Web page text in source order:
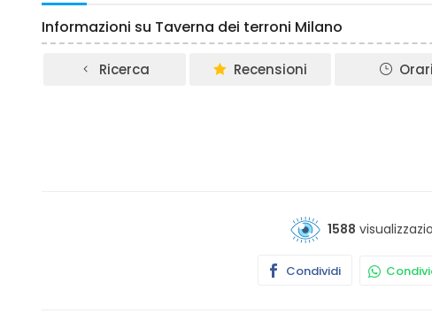
Informazioni su Taverna dei terroni Milano
Ricerca Recensioni Orari
1588
Condividi